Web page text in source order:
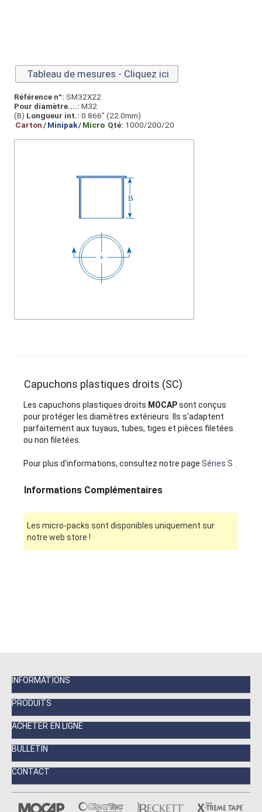
Tableau de mesures - Cliquez ici
Référence n°: SM32X22
Pour diamètre....: M32
(B) Longueur int.: 0.866” (22.0mm)
Carton/Minipak/Micro Qté: 1000/200/20
Capuchons plastiques droits (SC)
Les capuchons plastiques droits MOCAPsont conçus
pour protéger les diamètres extérieurs. Ils s'adaptent
parfaitement aux tuyaus, tubes, tiges et pièces filetées
ou non filetées.
Pour plus d'informations, consultez notre pageSéries S
Informations Complémentaires
Les micro-packs sont disponibles uniquement sur
notre web store !
INFORMATIONS
PRODUITS
ACHETER EN LIGNE
BULLETIN
CONTACT